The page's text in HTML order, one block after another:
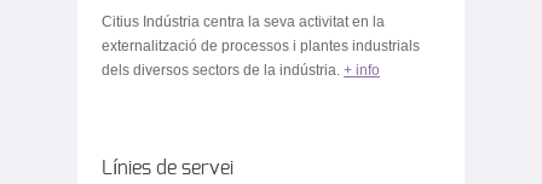
Citius Indústria centra la seva activitat en la
externalització de processos i plantes industrials
dels diversos sectors de la indústria. + info
Línies de servei